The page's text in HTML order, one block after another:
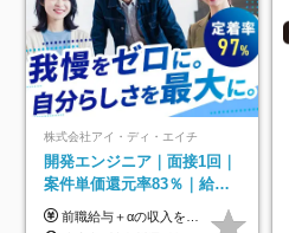
株式会社アイ・ディ・エイチ
開発エンジニア｜面接1回｜
案件単価還元率83％｜給与
UP保証｜年休140日｜在宅
利用率9割｜独立支援・副業
前職給与＋αの収入を保証 月給42万円～120万円＋各種手当＋賞与 給与基準が明確かつ高還元です。 一人ひとりが安定した環境のもと、長く活躍できる職場を目指しています。 ※平均年収650万円 ・還元率83％ ・各種手当について 職能手当／職務手当／資格手当／営業手当 など ※前職での経験・能力、給与などを考慮の上、当社規定により優遇いたします ※試用期間あり（3ヶ月／期間中の条件に変動はありません） ※上記金額には固定残業代（78,948円～225,564円/月30時間分）を含みます 超過分は別途全額支給いたします ・年収UPを保証 過去には転職時に〈年収200万円UP〉したエンジニアも在籍しています。入社時だけでなく、入社後も安心の給与水準で働ける環境です。キャリアや技術力が正当に評価されていないと感じていたら、一度面接でお話ししましょう！ 当社では管理職の人数は最低限にし、無駄な管理をしません。その費用削減分を社員の給与に還元しています！